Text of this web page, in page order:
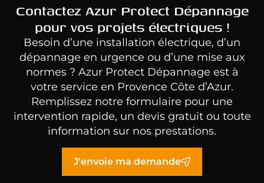
Contactez Azur Protect Dépannage
pour vos projets électriques !
Besoin d’une installation électrique, d’un
dépannage en urgence ou d’une mise aux
normes ? Azur ProtectDépannage est à
votre service en Provence Côte d’Azur.
Remplissez notre formulaire pour une
intervention rapide, un devis gratuit ou toute
information sur nos prestations.
J'envoie ma demande